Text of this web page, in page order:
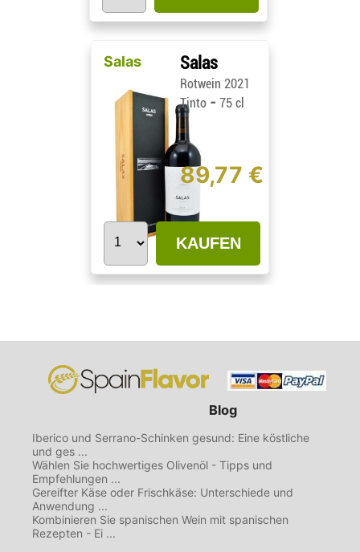
Salas Salas
Rotwein 2021
Tinto - 75 cl
89,77 €
KAUFEN
Blog
Iberico und Serrano-Schinken gesund: Eine köstliche
und ges ...
Wählen Sie hochwertiges Olivenöl - Tipps und
Empfehlungen ...
Gereifter Käse oder Frischkäse: Unterschiede und
Anwendung ...
Kombinieren Sie spanischen Wein mit spanischen
Rezepten - Ei ...